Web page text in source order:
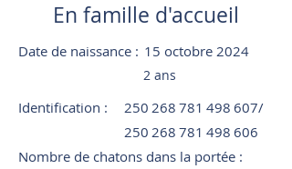
En famille d'accueil
Date de naissance :15 octobre 2024
2 ans
Identification : 250 268 781 498 607/
250 268 781 498 606
Nombre de chatons dans la portée :